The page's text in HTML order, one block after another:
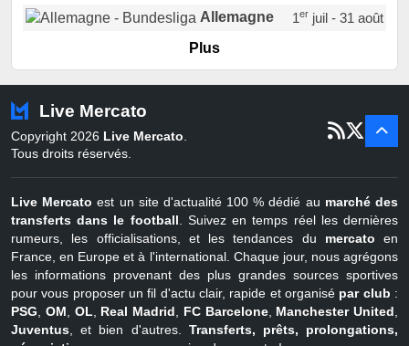
Allemagne
1erjuil - 31 août
Portugal
Pays-Bas
22 juin - 2 sept
Belgique
juil - 31
Plus
Live Mercato
Copyright 2026 Live Mercato.
Tous droits réservés.
Live Mercato est un site d'actualité 100 % dédié au marché des
transferts dans le football. Suivez en temps réel les dernières
rumeurs, les officialisations, et les tendances du mercato en
France, en Europe et à l'international. Chaque jour, nous agrégons
les informations provenant des plus grandes sources sportives
pour vous proposer un fil d'actu clair, rapide et organisé par club :
PSG, OM, OL, Real Madrid, FC Barcelone, Manchester United,
Juventus, et bien d'autres. Transferts, prêts, prolongations,